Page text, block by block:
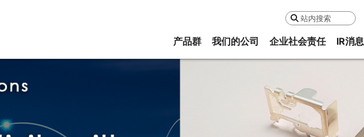
搜索
产品群 我们的公司 企业社会责任 IR消息